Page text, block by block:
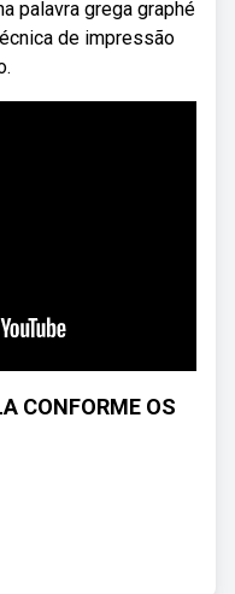
palavra grega graphé
de impressão
CONFORME OS